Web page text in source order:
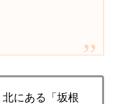
北にある「坂根